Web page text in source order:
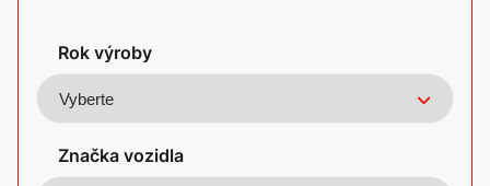
Americké vozy
Rok výroby
Značka vozidla